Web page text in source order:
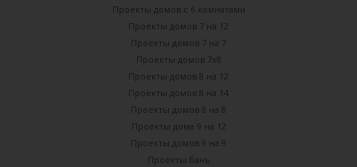
Проекты домов с 6 комнатами
Проекты домов 7 на 12
Проекты домов 7 на 7
Проекты домов 7х8
Проекты домов 8 на 12
Проекты домов 8 на 14
Проекты домов 8 на 8
Проекты дома 9 на 12
Проекты домов 9 на 9
Проекты бань